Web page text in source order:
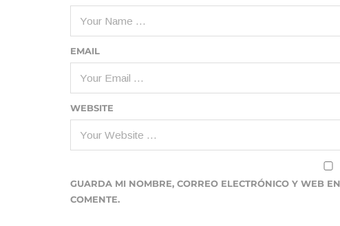
EMAIL
WEBSITE
GUARDA MI NOMBRE, CORREO ELECTRÓNICO Y WEB
COMENTE.